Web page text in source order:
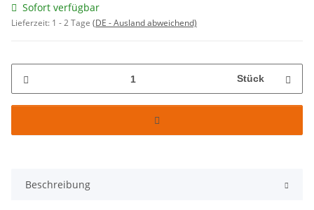
Sofort verfügbar
Lieferzeit: 1 - 2 Tage (DE - Ausland abweichend)
Stück
Beschreibung